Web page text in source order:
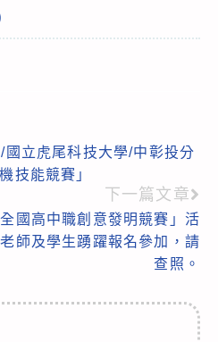
立虎尾科技大學/中彰投分
技能競賽」
下一篇文章
國高中職創意發明競賽」活
師及學生踴躍報名參加，請
查照。